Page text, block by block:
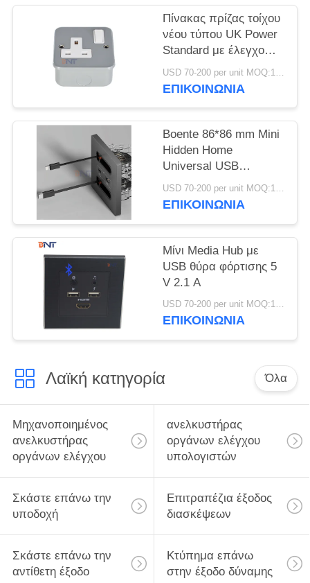
SITEMAP
PRIVACY
POLICY
Πίνακας πρίζας τοίχου
νέου τύπου UK Power
Standard με έλεγχο
διακόπτη On/Off
USD 70-200 per unit MOQ:1 μονάδα
ΕΠΙΚΟΙΝΩΝΊΑ
Boente 86*86 mm Mini
Hidden Home
Universal USB
Comfiguration Electric
Wall Power Socket with
USD 70-200 per unit MOQ:1 μονάδα
ΕΠΙΚΟΙΝΩΝΊΑ
Μίνι Media Hub με
USB θύρα φόρτισης 5
V 2.1 A
USD 70-200 per unit MOQ:1 μονάδα
ΕΠΙΚΟΙΝΩΝΊΑ
Λαϊκή κατηγορία Όλα
Μηχανοποιημένος
ανελκυστήρας
οργάνων ελέγχου
ανελκυστήρας
οργάνων ελέγχου
υπολογιστών
Σκάστε επάνω την
υποδοχή
Επιτραπέζια έξοδος
διασκέψεων
Σκάστε επάνω την
αντίθετη έξοδο
Κτύπημα επάνω
στην έξοδο δύναμης